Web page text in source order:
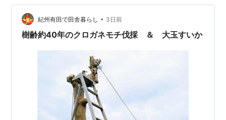
ド下の一杯が庶民価格でお世話になったよ。 今では築地
本願寺境内に直営のレストランができたとか・・・時代
の流れですかね！ 一度だけ葬…
紀州有田で田舎暮らし • 3日前
樹齢約40年のクロガネモチ伐採 ＆ 大玉すいか